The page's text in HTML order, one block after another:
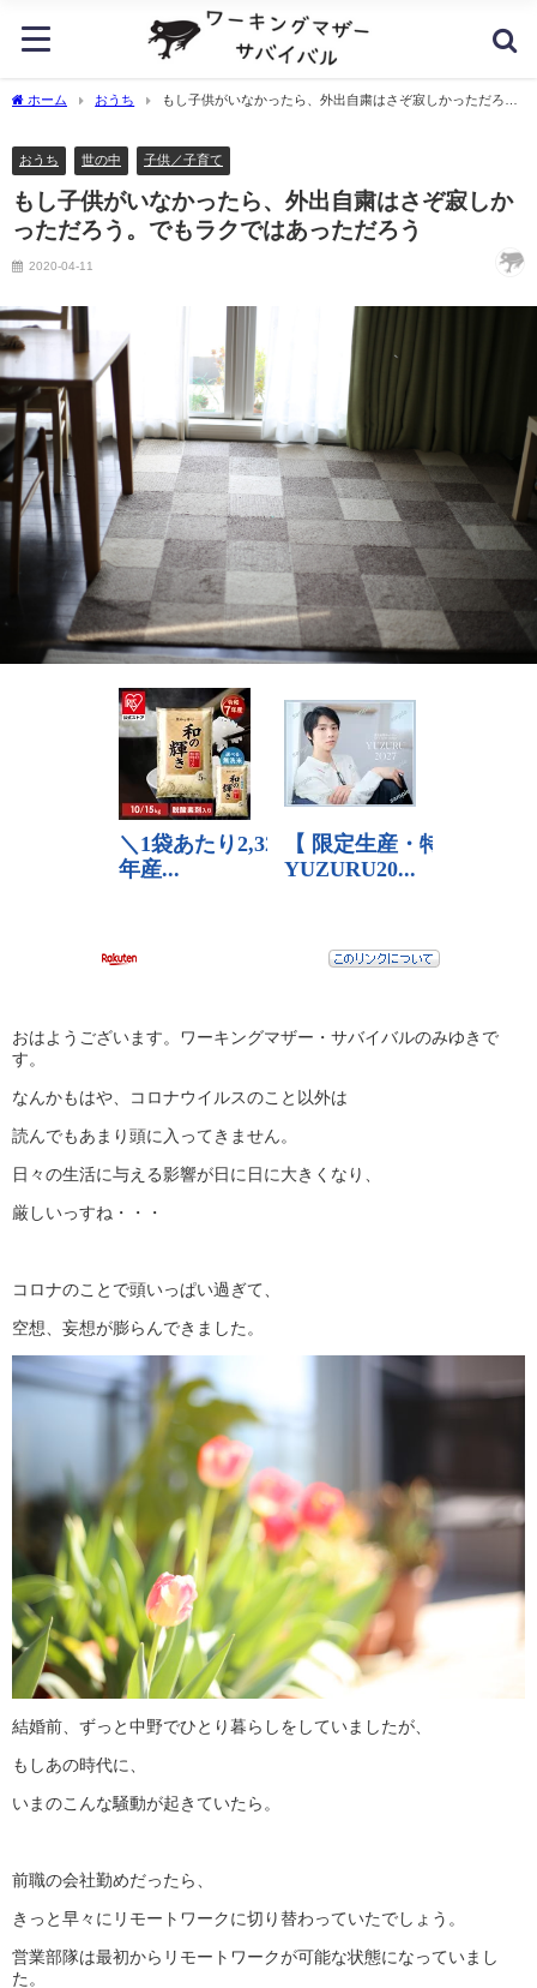
ホーム おうち
もし子供がいなかったら、外出自粛はさぞ寂しかっただろ
おうち 世の中 子供／子育て
もし子供がいなかったら、外出自粛はさぞ寂しか
っただろう。でもラクではあっただろう
2020-04-11
おはようございます。ワーキングマザー・サバイバルのみゆきで
す。
なんかもはや、コロナウイルスのこと以外は
読んでもあまり頭に入ってきません。
日々の生活に与える影響が日に日に大きくなり、
厳しいっすね・・・
コロナのことで頭いっぱい過ぎて、
空想、妄想が膨らんできました。
結婚前、ずっと中野でひとり暮らしをしていましたが、
もしあの時代に、
いまのこんな騒動が起きていたら。
前職の会社勤めだったら、
きっと早々にリモートワークに切り替わっていたでしょう。
営業部隊は最初からリモートワークが可能な状態になっていまし
た。